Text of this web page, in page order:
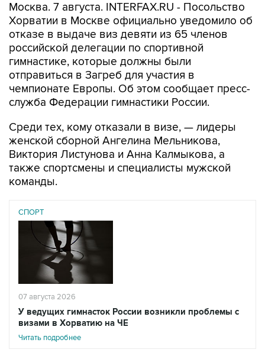
Москва. 7 августа. INTERFAX.RU - Посольство
Хорватии в Москве официально уведомило об
отказе в выдаче виз девяти из 65 членов
российской делегации по спортивной
гимнастике, которые должны были
отправиться в Загреб для участия в
чемпионате Европы. Об этом сообщает пресс-
служба Федерации гимнастики России.
Среди тех, кому отказали в визе, — лидеры
женской сборной Ангелина Мельникова,
Виктория Листунова и Анна Калмыкова, а
также спортсмены и специалисты мужской
команды.
СПОРТ
07 августа 2026
У ведущих гимнасток России возникли проблемы с
визами в Хорватию на ЧЕ
Читать подробнее